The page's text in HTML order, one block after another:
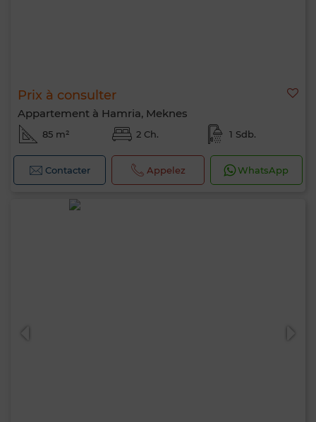
Prix à consulter
Appartement à Hamria, Meknes
85 m² 2 Ch. 1 Sdb.
Contacter Appelez WhatsApp